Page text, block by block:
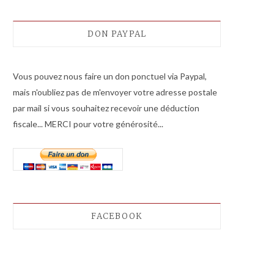
DON PAYPAL
Vous pouvez nous faire un don ponctuel via Paypal,
mais n'oubliez pas de m'envoyer votre adresse postale
par mail si vous souhaitez recevoir une déduction
fiscale... MERCI pour votre générosité...
FACEBOOK